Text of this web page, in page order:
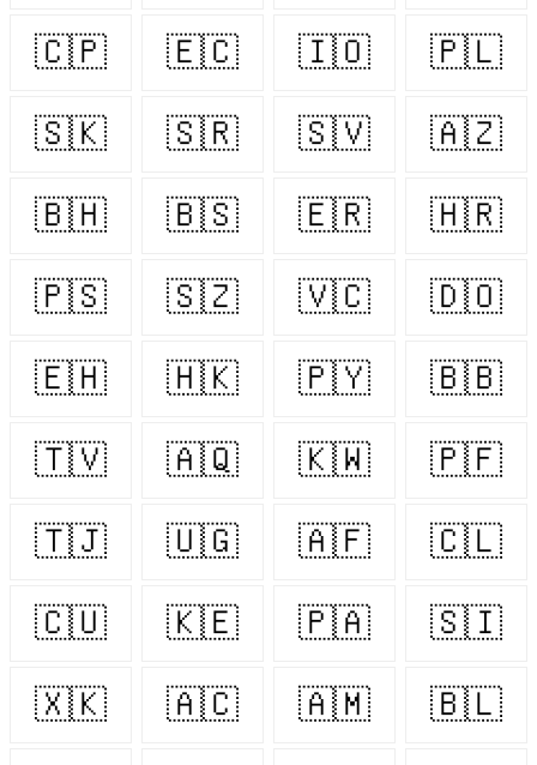
🇨🇵 🇪🇨 🇮🇴 🇵🇱
🇸🇰 🇸🇷 🇸🇻 🇦🇿
🇧🇭 🇧🇸 🇪🇷 🇭🇷
🇵🇸 🇸🇿 🇻🇨 🇩🇴
🇪🇭 🇭🇰 🇵🇾 🇧🇧
🇹🇻 🇦🇶 🇰🇼 🇵🇫
🇹🇯 🇺🇬 🇦🇫 🇨🇱
🇨🇺 🇰🇪 🇵🇦 🇸🇮
🇽🇰 🇦🇨 🇦🇲 🇧🇱